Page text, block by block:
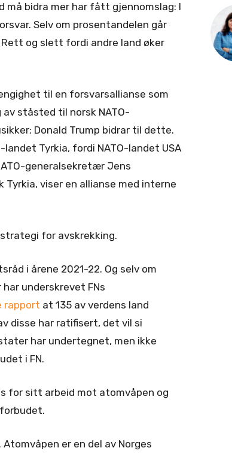
må bidra mer har fått gjennomslag: I
Selv om prosentandelen går
Rett og slett fordi andre land øker
til en forsvarsallianse som
av ståsted til norsk NATO-
Donald Trump bidrar til dette.
Tyrkia, fordi NATO-landet USA
generalsekretær Jens
viser en allianse med interne
for avskrekking.
i årene 2021-22. Og selv om
underskrevet FNs
rapport at 135 av verdens land
disse har ratifisert, det vil si
har undertegnet, men ikke
i FN.
for sitt arbeid mot atomvåpen og
er en del av Norges